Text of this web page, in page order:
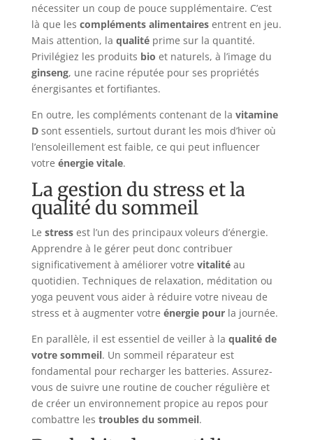
nécessiter un coup de pouce supplémentaire. C’est
là que les compléments alimentairesentrent en jeu.
Mais attention, la qualitéprime sur la quantité.
Privilégiez les produits bio et naturels, à l’image du
ginseng, une racine réputée pour ses propriétés
énergisantes et fortifiantes.
En outre, les compléments contenant de la vitamine
Dsont essentiels, surtout durant les mois d’hiver où
l’ensoleillement est faible, ce qui peut influencer
votre énergie vitale.
La gestion du stress et la
qualité du sommeil
Le stressest l’un des principaux voleurs d’énergie.
Apprendre à le gérer peut donc contribuer
significativement à améliorer votre vitalitéau
quotidien. Techniques de relaxation, méditation ou
yoga peuvent vous aider à réduire votre niveau de
stress et à augmenter votre énergie pourla journée.
En parallèle, il est essentiel de veiller à la qualité de
votre sommeil. Un sommeil réparateur est
fondamental pour recharger les batteries. Assurez-
vous de suivre une routine de coucher régulière et
de créer un environnement propice au repos pour
combattre les troubles du sommeil.